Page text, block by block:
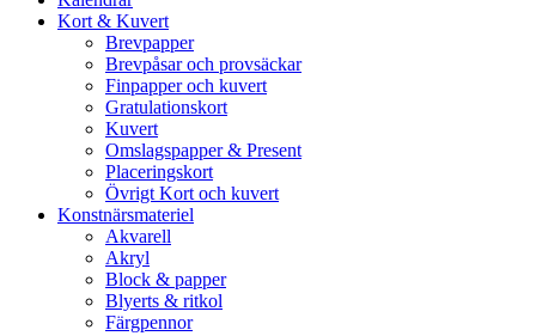
Kort & Kuvert
Brevpapper
Brevpåsar och provsäckar
Finpapper och kuvert
Gratulationskort
Kuvert
Omslagspapper & Present
Placeringskort
Övrigt Kort och kuvert
Konstnärsmateriel
Akvarell
Akryl
Block & papper
Blyerts & ritkol
Färgpennor